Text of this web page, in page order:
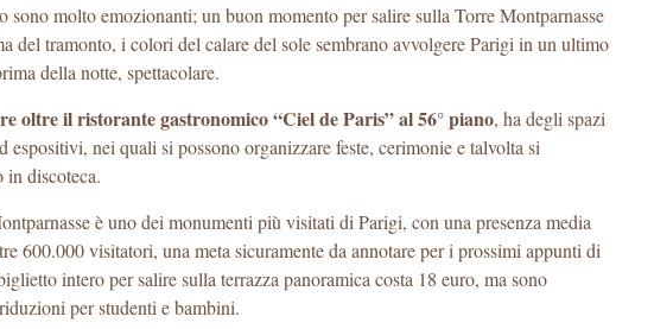
sono molto emozionanti; un buon momento per salire sulla Torre Montparnasse
del tramonto, i colori del calare del sole sembrano avvolgere Parigi in un ultimo
della notte, spettacolare.
oltre il ristorante gastronomico “Ciel de Paris” al 56° piano, ha degli spazi
espositivi, nei quali si possono organizzare feste, cerimonie e talvolta si
in discoteca.
è uno dei monumenti più visitati di Parigi, con una presenza media
600.000 visitatori, una meta sicuramente da annotare per i prossimi appunti di
intero per salire sulla terrazza panoramica costa 18 euro, ma sono
per studenti e bambini.